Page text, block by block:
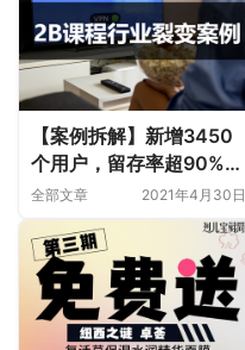
【案例拆解】新增3450
个用户，留存率超90%，
裂变涨粉就靠它
全部文章 2021年4月30日